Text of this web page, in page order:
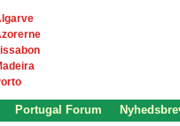
Portugal Forum